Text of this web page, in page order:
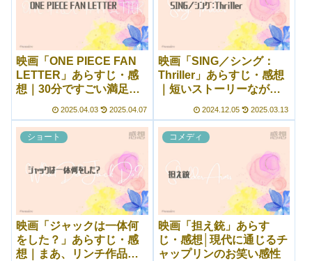
映画「ONE PIECE FAN
LETTER」あらすじ・感
想｜30分ですごい満足感
2025.04.03 2025.04.07
映画「SING／シング：
Thriller」あらすじ・感想
｜短いストーリーながら
め込まれている！
2024.12.05 2025.03.13
ショート
映画「ジャックは一体何
をした？」あらすじ・感
想｜まあ、リンチ作品だ
コメディ
映画「担え銃」あらす
じ・感想│現代に通じるチ
ャップリンのお笑い感性